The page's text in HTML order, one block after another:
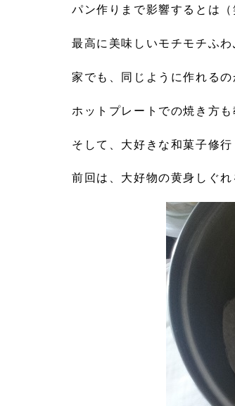
パン作りまで影響するとは
最高に美味しいモチモチふ
家でも、同じように作れるの
ホットプレートでの焼き方
そして、大好きな和菓子修行
前回は、大好物の黄身しぐれ